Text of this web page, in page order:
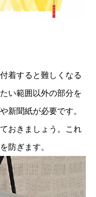
着すると難しくなる
い範囲以外の部分を
新聞紙が必要です。
おきましょう。これ
防ぎます。